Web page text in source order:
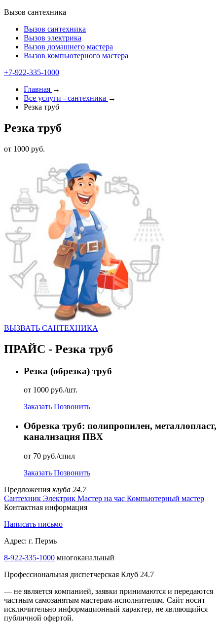
Вызов сантехника
Вызов сантехника
Вызов электрика
Вызов домашнего мастера
Вызов компьютерного мастера
+7-922-335-1000
Главная →
Все услуги - cантехника →
Резка труб
Резка труб
от 1000 руб.
ВЫЗВАТЬ CАНТЕХНИКА
ПРАЙС - Резка труб
Резка (обрезка) труб
от 1000 руб./шт.
Заказать Позвонить
Обрезка труб: полипропилен, металлопласт,
канализация ПВХ
от 70 руб./спил
Заказать Позвонить
Предложения клуба 24.7
Сантехник Электрик Мастер на час Компьютерный мастер
Контактная информация
Написать письмо
Адрес: г. Пермь
8-922-335-1000 многоканальный
Профессиональная диспетчерская Клуб 24.7
— не является компанией, заявки принимаются и передаются
частным самозанятым мастерам‑исполнителям. Сайт носит
исключительно информационный характер, не являющийся
публичной офертой.